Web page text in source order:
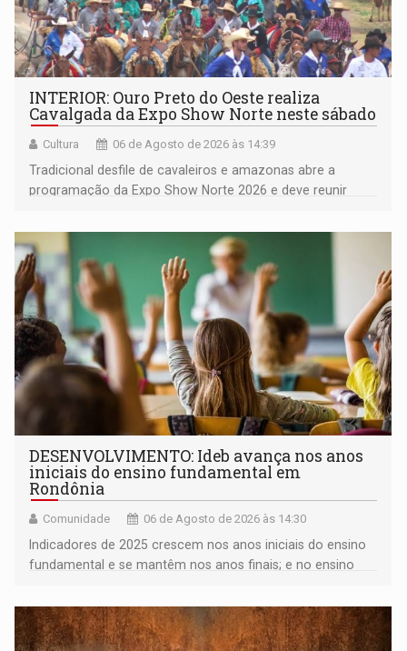
INTERIOR: Ouro Preto do Oeste realiza
Cavalgada da Expo Show Norte neste sábado
Cultura 06 de Agosto de 2026 às 14:39
Tradicional desfile de cavaleiros e amazonas abre a
programação da Expo Show Norte 2026 e deve reunir
DESENVOLVIMENTO: Ideb avança nos anos
iniciais do ensino fundamental em
Rondônia
Comunidade 06 de Agosto de 2026 às 14:30
Indicadores de 2025 crescem nos anos iniciais do ensino
fundamental e se mantêm nos anos finais; e no ensino